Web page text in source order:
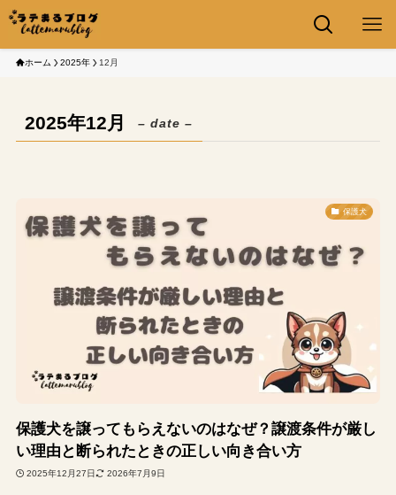
ホーム 2025年 12月
2025年12月 – date –
保護犬
保護犬を譲ってもらえないのはなぜ？譲渡条件が厳し
い理由と断られたときの正しい向き合い方
2025年12月27日 2026年7月9日